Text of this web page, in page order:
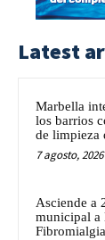
Latest
Marbella
los barrios
de limpieza
7 agosto, 2026
Asciende a
municipal a